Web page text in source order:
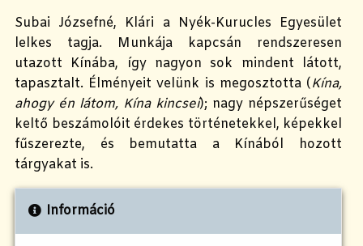
Subai Józsefné, Klári a Nyék-Kurucles Egyesület
lelkes tagja. Munkája kapcsán rendszeresen
utazott Kínába, így nagyon sok mindent látott,
tapasztalt. Élményeit velünk is megosztotta (Kína,
ahogy én látom, Kína kincsei); nagy népszerűséget
keltő beszámolóit érdekes történetekkel, képekkel
fűszerezte, és bemutatta a Kínából hozott
tárgyakat is.
Információ